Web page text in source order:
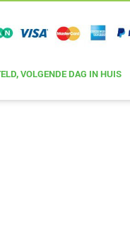
VOLGENDE DAG IN HUIS